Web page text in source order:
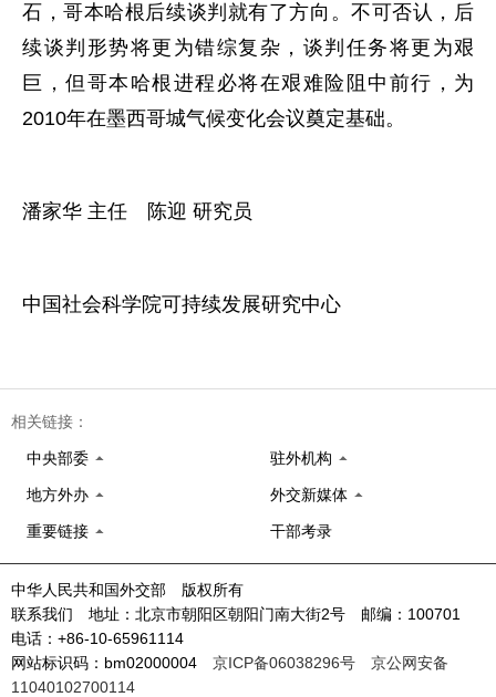
石，哥本哈根后续谈判就有了方向。不可否认，后
续谈判形势将更为错综复杂，谈判任务将更为艰
巨，但哥本哈根进程必将在艰难险阻中前行，为
2010年在墨西哥城气候变化会议奠定基础。
潘家华 主任 陈迎 研究员
中国社会科学院可持续发展研究中心
相关链接：
中央部委 驻外机构
地方外办 外交新媒体
重要链接 干部考录
中华人民共和国外交部 版权所有
联系我们 地址：北京市朝阳区朝阳门南大街2号 邮编：100701
电话：+86-10-65961114
网站标识码：bm02000004 京ICP备06038296号
京公网安备
11040102700114